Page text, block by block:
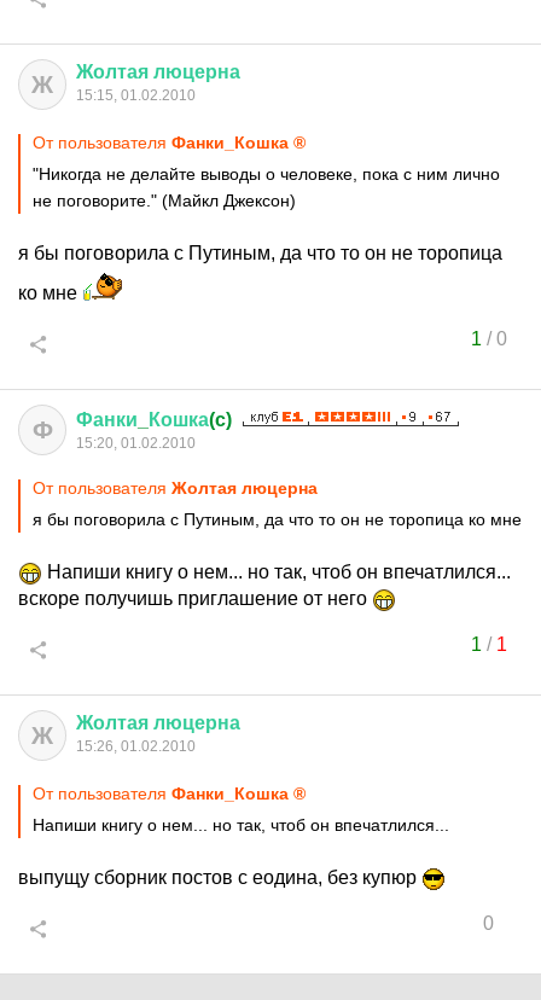
Ж Жолтая люцерна
15:15, 01.02.2010
От пользователя Фанки_Кошка ®
"Никогда не делайте выводы о человеке, пока с ним лично
не поговорите." (Майкл Джексон)
я бы поговорила с Путиным, да что то он не торопица
ко мне
1 /0
Ф Фанки Кошка(c)
15:20, 01.02.2010
От пользователя Жолтая люцерна
я бы поговорила с Путиным, да что то он не торопица ко мне
Напиши книгу о нем... но так, чтоб он впечатлился...
вскоре получишь приглашение от него
1 / 1
Ж Жолтая люцерна
15:26, 01.02.2010
От пользователя Фанки_Кошка ®
Напиши книгу о нем... но так, чтоб он впечатлился...
выпущу сборник постов с еодина, без купюр
0